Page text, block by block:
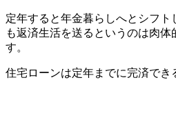
定年すると年金暮らしへとシフ
も返済生活を送るというのは肉
す。
住宅ローンは定年までに完済でき